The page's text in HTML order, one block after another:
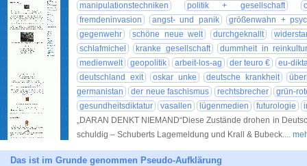
manipulationstechniken
politik + gesellschaft
fremdeninvasion
angst- und panik
größenwahn +
gegenwehr
schöne neue welt durchgeknallt
schlafmichel
kranke gesellschaft
dummheit in
medienwelt
geopolitik arbeit-los-ag der teuro €
eu-
deutschland exit
oskar unke deutsche krankheit
germanistan
der neue faschismus rechtsbrecher
grün-
gesundheitsdiktatur
vasallen lügenmedien futurologie
„DARAN DENKT NIEMAND“Diese Zustände drohen in
schuldig – Schuberts Lagemeldung und Krall & Bubeck....
Das ist im Grunde genommen Pseudo-Aufklärung